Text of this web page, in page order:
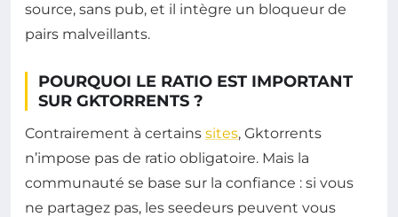
source, sans pub, et il intègre un bloqueur de
pairs malveillants.
POURQUOI LE RATIO EST IMPORTANT
SUR GKTORRENTS ?
Contrairement à certains sites, Gktorrents
n’impose pas de ratio obligatoire. Mais la
communauté se base sur la confiance : si vous
ne partagez pas, les seedeurs peuvent vous